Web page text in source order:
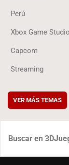
Perú
Xbox Game
Capcom
Streaming
VER MÁS TEMAS